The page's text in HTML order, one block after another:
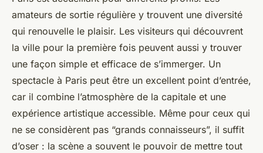
amateurs de sortie régulière y trouvent une diversité
qui renouvelle le plaisir. Les visiteurs qui découvrent
la ville pour la première fois peuvent aussi y trouver
une façon simple et efficace de s’immerger. Un
spectacle à Paris peut être un excellent point d’entrée,
car il combine l’atmosphère de la capitale et une
expérience artistique accessible. Même pour ceux qui
ne se considèrent pas “grands connaisseurs”, il suffit
d’oser : la scène a souvent le pouvoir de mettre tout